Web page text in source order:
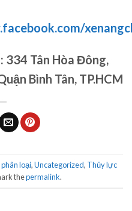
334 Tân Hòa Đông,
Bình Tân, TP.HCM
loại,Uncategorized, Thủy lực
thepermalink.